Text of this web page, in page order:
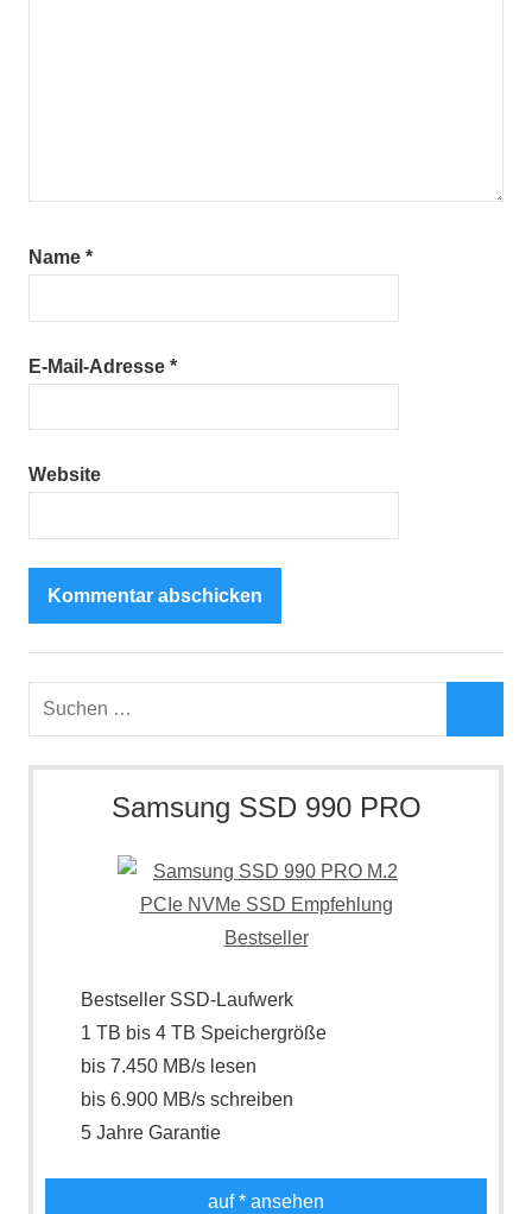
Name *
E-Mail-Adresse *
Website
Suchen
Samsung SSD 990 PRO
Bestseller SSD-Laufwerk
1 TB bis 4 TB Speichergröße
bis 7.450 MB/s lesen
bis 6.900 MB/s schreiben
5 Jahre Garantie
auf* ansehen